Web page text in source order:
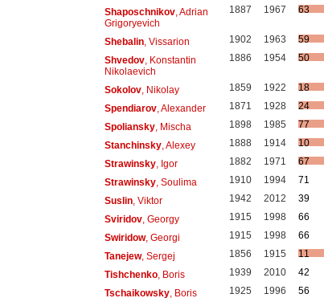
Shaposchnikov, Adrian
Grigoryevich
1887 1967 63
Shebalin, Vissarion 1902 1963
59
Shvedov, Konstantin
Nikolaevich
1886 1954 50
Sokolov, Nikolay 1859 1922
18
Spendiarov, Alexander 1871 1928
24
Spoliansky, Mischa 1898 1985
77
Stanchinsky, Alexey 1888 1914
10
Strawinsky, Igor 1882 1971
67
Strawinsky, Soulima 1910 1994
71
Suslin, Viktor 1942 2012
39
Sviridov, Georgy 1915 1998
66
Swiridow, Georgi 1915 1998
66
Tanejew, Sergej 1856 1915
11
Tishchenko, Boris 1939 2010
42
Tschaikowsky, Boris 1925 1996 56